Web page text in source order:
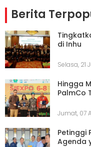
Berita
di Inhu
Selasa, 21
Hingga
PalmCo
Jumat, 07
Petinggi
Agenda